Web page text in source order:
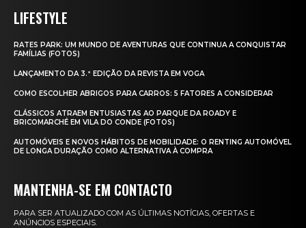
LIFESTYLE
RATES PARK: UM MUNDO DE AVENTURAS QUE CONTINUA A CONQUISTAR
FAMÍLIAS (FOTOS)
LANÇAMENTO DA 3.ª EDIÇÃO DA REVISTA EM VOGA
COMO ESCOLHER ABRIGOS PARA CARROS: 5 FATORES A CONSIDERAR
CLÁSSICOS ATRAEM ENTUSIASTAS AO PARQUE DA ROADY E
BRICOMARCHÉ EM VILA DO CONDE (FOTOS)
AUTOMÓVEIS E NOVOS HÁBITOS DE MOBILIDADE: O RENTING AUTOMÓVEL
DE LONGA DURAÇÃO COMO ALTERNATIVA À COMPRA
MANTENHA-SE EM CONTACTO
PARA SER ATUALIZADO COM AS ÚLTIMAS NOTÍCIAS, OFERTAS E
ANÚNCIOS ESPECIAIS.